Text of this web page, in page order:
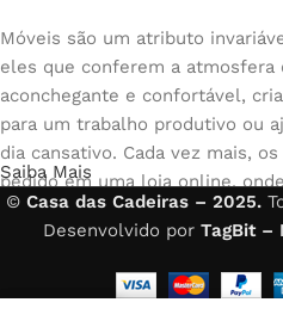
Móveis são um atributo
eles que conferem a atmosfera
aconchegante e confortável,
para um trabalho produtivo ou
dia cansativo. Cada vez mais,
pedido em uma loja online,
ao computador no seu tempo
foto e comprar com
loja online possui um amplo
para casa e escritório estão
Saiba Mais
© Casa das Cadeiras – 2025.
Desenvolvido por TagBit –